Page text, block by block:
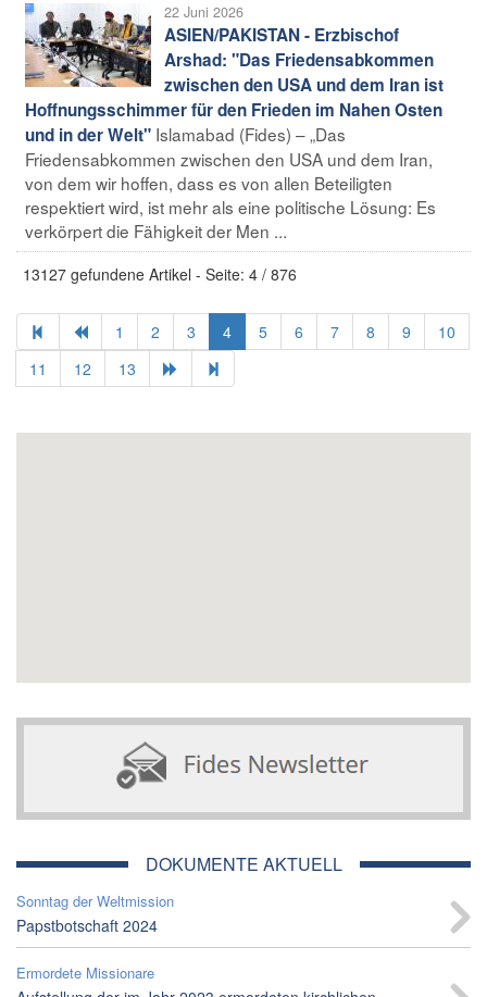
22 Juni 2026
ASIEN/PAKISTAN - Erzbischof
Arshad: "Das Friedensabkommen
zwischen den USA und dem Iran ist
Hoffnungsschimmer für den Frieden im Nahen Osten
und in der Welt" Islamabad (Fides) – „Das
Friedensabkommen zwischen den USA und dem Iran,
von dem wir hoffen, dass es von allen Beteiligten
respektiert wird, ist mehr als eine politische Lösung: Es
verkörpert die Fähigkeit der Men ...
13127 gefundene Artikel - Seite: 4 / 876
1 2 3 4 5 6 7 8 9
10
11
12 13
DOKUMENTE AKTUELL
Sonntag der Weltmission
Papstbotschaft 2024
Ermordete Missionare